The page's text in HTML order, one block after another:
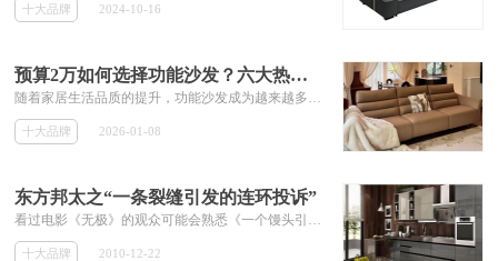
十大品牌 2024-10-16
​预算2万如何选择功能沙发？六大热门款式，总有一款适合你
随着家居生活品质的提升，功能沙发成为越来越多消费者的首选。它不仅具备传统沙发的舒适性，还融合了电动调节、躺卧、储物等智能化设计，成为现代客厅的“点睛之笔”。然而，面对市场上琳琅满目的产品，如何以2万元左右的预算选购一款兼顾品质、设计与实用性的功能沙发?我们针对六款热门产品进行了深度分析，为您的选购提供参考。
十大品牌 2026-01-08
东方邦太之“一条裂缝引发的连环投诉”
看过电影《无极》的观众可能会熟悉《一个馒头引发的血案》这部恶搞短剧。胡戈在短剧中给大家展示的那个由小小馒头引发的一幕幕人与事让人久久回味。 现实生活中，一条裂缝也可能会像那个小小的馒头一样，引发出一幕幕“闹剧”。
十大品牌 2010-12-22